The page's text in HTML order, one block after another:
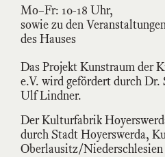
Mo–Fr: 10-18 Uhr,
sowie zu den
des Hauses
Das Projekt Kunstraum der
e.V. wird gefördert durch
Ulf Lindner.
Der Kulturfabrik
durch Stadt Hoyerswerda,
Oberlausitz/